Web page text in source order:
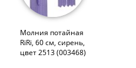
Молния потайная
RiRi, 60 см, сирень,
цвет 2513 (003468)